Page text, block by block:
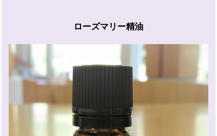
ローズマリー精油